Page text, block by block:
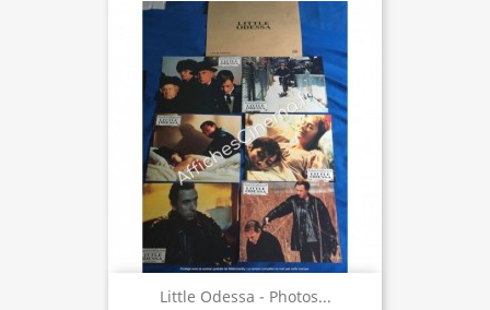
Little Odessa - Photos...